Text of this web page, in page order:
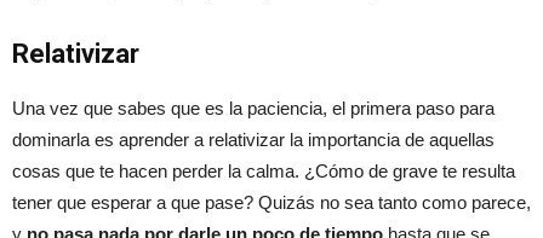
Relativizar
Una vez que sabes que es la paciencia, el primera paso para
dominarla es aprender a relativizar la importancia de aquellas
cosas que te hacen perder la calma. ¿Cómo de grave te resulta
tener que esperar a que pase? Quizás no sea tanto como parece,